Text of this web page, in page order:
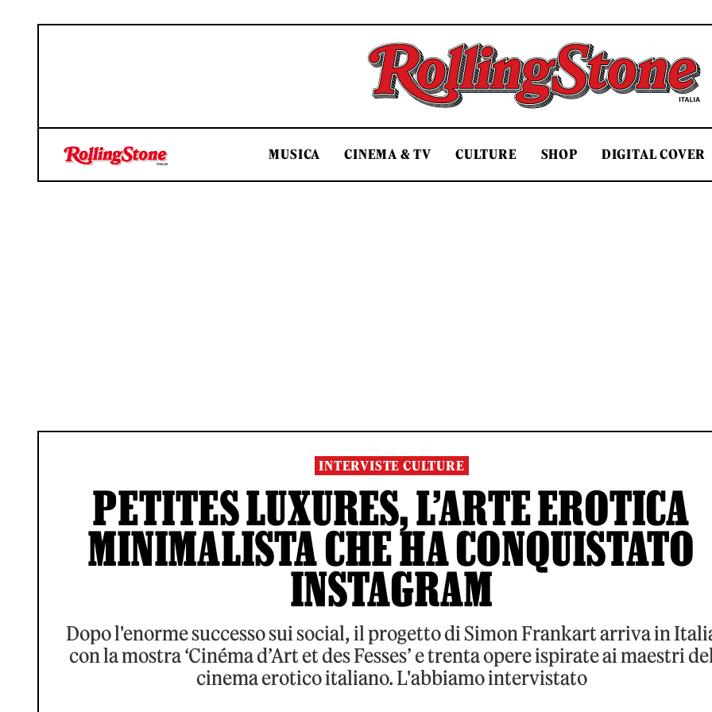
Rolling Stone Italia
MUSICA CINEMA & TV CULTURE SHOP DIGITAL COVER
INTERVISTE CULTURE
PETITES LUXURES, L’ARTE EROTICA
MINIMALISTA CHE HA CONQUISTATO
INSTAGRAM
Dopo l'enorme successo sui social, il progetto di Simon Frankart arriva in
con la mostra ‘Cinéma d’Art et des Fesses’ e trenta opere ispirate ai maestri
cinema erotico italiano. L'abbiamo intervistato